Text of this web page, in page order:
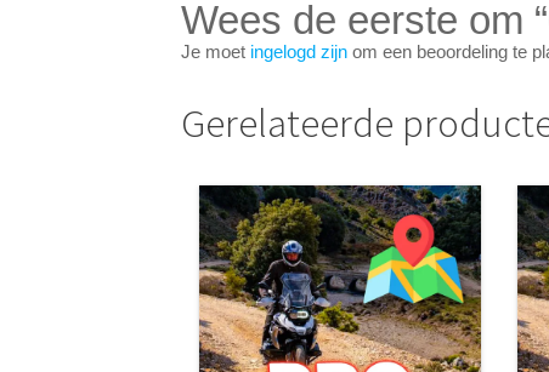
Wees de eerste om
Je moet ingelogd zijn om een beoordeling te
Gerelateerde